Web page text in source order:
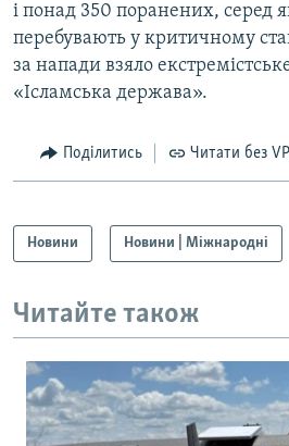
і понад 350 поранених, серед
перебувають у критичному
за напади взяло
«Ісламська держава».
Поділитись Читати без
Новини Новини | Міжнародні
Читайте також